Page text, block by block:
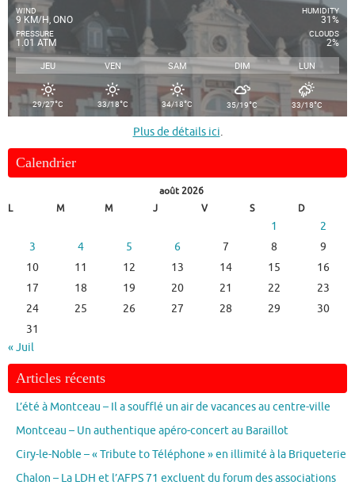
WIND
9 KM/H, ONO
PRESSURE
1.01 ATM
HUMIDITY
31%
CLOUDS
2%
JEU VEN SAM DIM LUN
29/27°C 33/18°C 34/18°C 35/19°C 33/18°C
Plus de détails ici.
Calendrier
août 2026
L
M M J V S D
1
2
3
4 5 6 7 8
9
10
11 12 13 14 15
16
17
18 19 20 21 22
23
24
25 26 27 28 29
30
31
« Juil
Articles récents
L’été à Montceau – Il a soufflé un air de vacances au centre-ville
Montceau – Un authentique apéro-concert au Baraillot
Ciry-le-Noble – « Tribute to Téléphone » en illimité à la Briqueterie
Chalon – La LDH et l’AFPS 71 excluent du forum des associations